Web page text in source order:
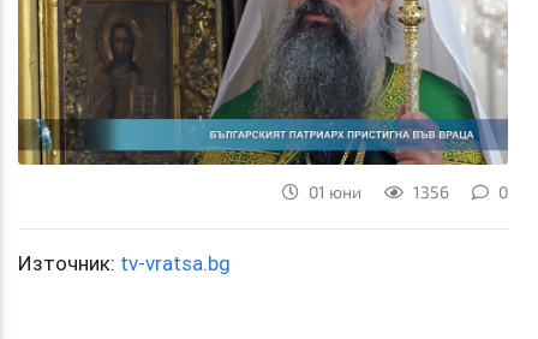
01 юни 1356 0
Източник: tv-vratsa.bg